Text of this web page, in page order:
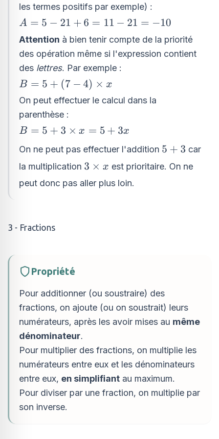
les termes positifs par exemple) :
A=5 -
21+6=11
- 21= -
10
A = 5 − 21 + 6 = 11 − 21 = −10
Attention à bien tenir compte de la priorité
des opération même si l'expression contient
des lettres. Par exemple :
B=5+\left(7 -
4\right)\times
B = 5 + (7 − 4) × x
On peut effectuer le calcul dans la
parenthèse :
B=5+3\times
B = 5 + 3 × x = 5 + 3x
On ne peut pas effectuer l'addition 5+3
5 + 3 car
la multiplication 3\times
x
3 × x est prioritaire. On ne
peut donc pas aller plus loin.
3 - Fractions
Propriété
Pour additionner (ou soustraire) des
fractions, on ajoute (ou on soustrait) leurs
numérateurs, après les avoir mises au même
dénominateur.
Pour multiplier des fractions, on multiplie les
numérateurs entre eux et les dénominateurs
entre eux, en simplifiant au maximum.
Pour diviser par une fraction, on multiplie par
son inverse.